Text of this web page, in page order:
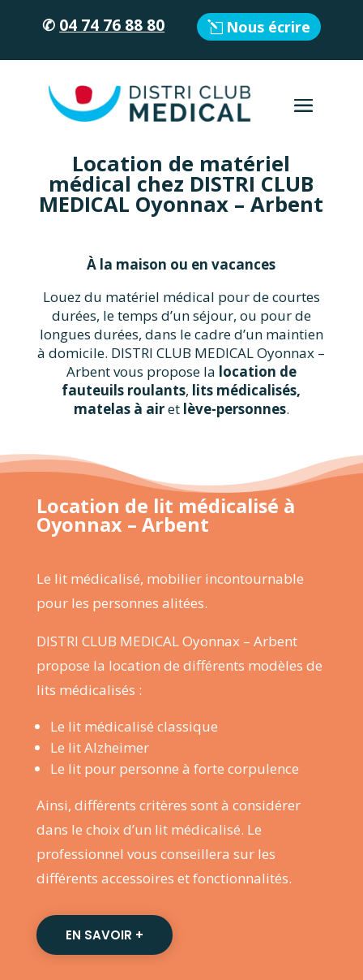
✆ 04 74 76 88 80 Nous écrire
Location de matériel
médical chez DISTRI CLUB
MEDICAL Oyonnax – Arbent
À la maison ou en vacances
Louez du matériel médical pour de courtes
durées, le temps d’un séjour, ou pour de
longues durées, dans le cadre d’un maintien
à domicile. DISTRI CLUB MEDICAL Oyonnax –
Arbent vous propose la location de
fauteuils roulants, lits médicalisés,
matelas à airet lève-personnes.
Location de lit médicalisé à
Oyonnax – Arbent
Le lit médicalisé, mobilier incontournable
pour les personnes alitées.
DISTRI CLUB MEDICAL Oyonnax – Arbent
propose la location de différents modèles de
lits médicalisés :
Le lit médicalisé classique
Le lit Alzheimer
Le lit pour personne à forte corpulence
Ainsi, différents critères sont à considérer
dans le choix d’un lit médicalisé. Le
professionnel vous conseillera sur les
différents accessoires et fonctionnalités.
EN SAVOIR +